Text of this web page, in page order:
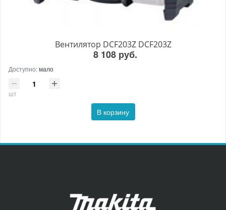
Вентилятор DCF203Z DCF203Z
8 108 руб.
Доступно:мало
шт
В корзину